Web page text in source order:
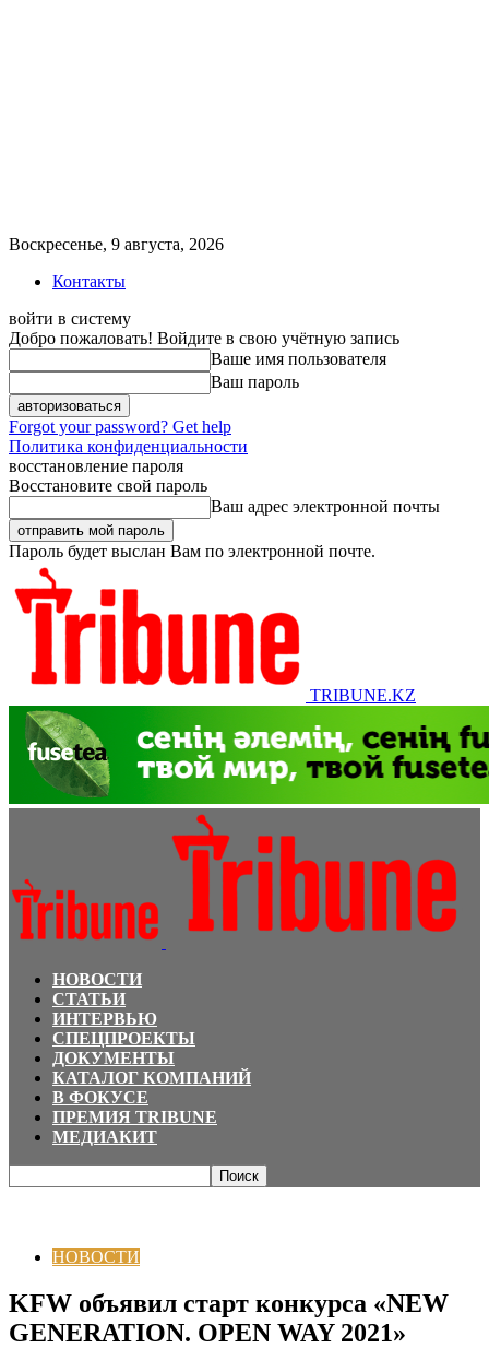
Воскресенье, 9 августа, 2026
Контакты
войти в систему
Добро пожаловать! Войдите в свою учётную запись
Ваше имя пользователя
Ваш пароль
Forgot your password? Get help
Политика конфиденциальности
восстановление пароля
Восстановите свой пароль
Ваш адрес электронной почты
Пароль будет выслан Вам по электронной почте.
TRIBUNE.KZ
НОВОСТИ
СТАТЬИ
ИНТЕРВЬЮ
СПЕЦПРОЕКТЫ
ДОКУМЕНТЫ
КАТАЛОГ КОМПАНИЙ
В ФОКУСЕ
ПРЕМИЯ TRIBUNE
МЕДИАКИТ
НОВОСТИ
KFW объявил старт конкурса «NEW
GENERATION. OPEN WAY 2021»